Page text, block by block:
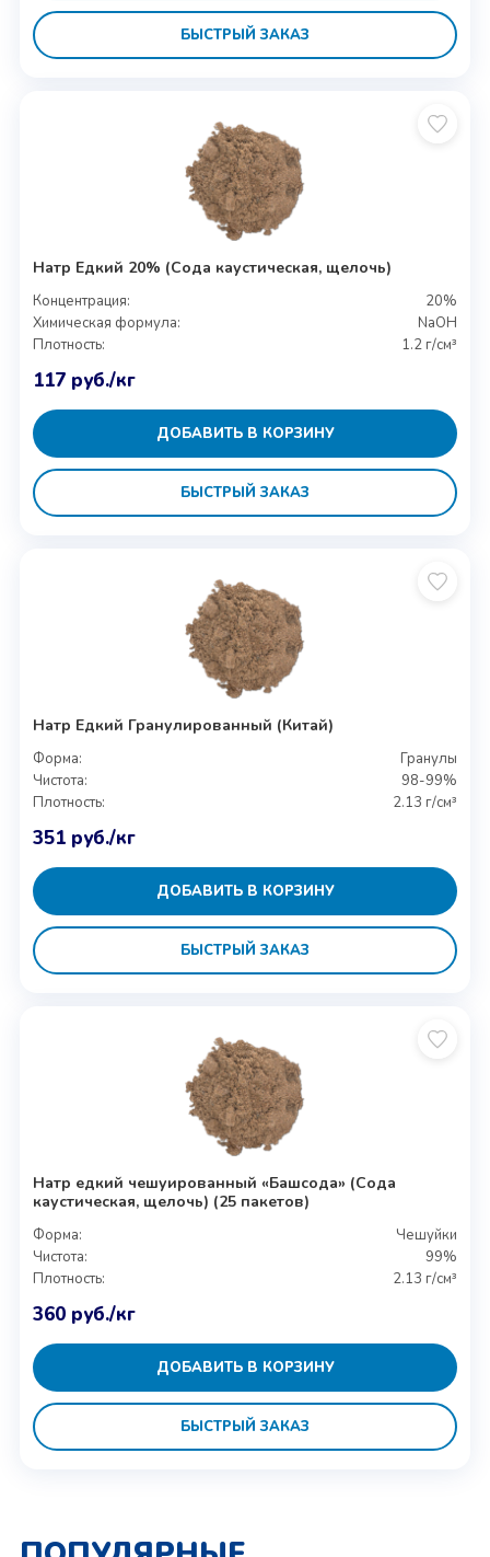
БЫСТРЫЙ ЗАКАЗ
Натр Едкий 20% (Сода каустическая, щелочь)
Концентрация:
20%
Химическая формула:
NaOH
Плотность:
1.2 г/см³
117 руб./кг
ДОБАВИТЬ В КОРЗИНУ
БЫСТРЫЙ ЗАКАЗ
Натр Едкий Гранулированный (Китай)
Форма:
Гранулы
Чистота:
98-99%
Плотность:
2.13 г/см³
351 руб./кг
ДОБАВИТЬ В КОРЗИНУ
БЫСТРЫЙ ЗАКАЗ
Натр едкий чешуированный «Башсода» (Сода
каустическая, щелочь) (25 пакетов)
Форма:
Чешуйки
Чистота:
99%
Плотность:
2.13 г/см³
360 руб./кг
ДОБАВИТЬ В КОРЗИНУ
БЫСТРЫЙ ЗАКАЗ